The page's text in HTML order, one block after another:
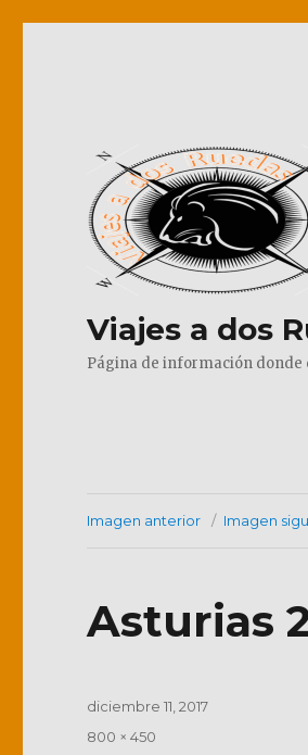
Viajes a dos
Página de información donde
Imagen anterior Imagen
Asturias
Publicado
diciembre 11, 2017
Tamaño
800 × 450